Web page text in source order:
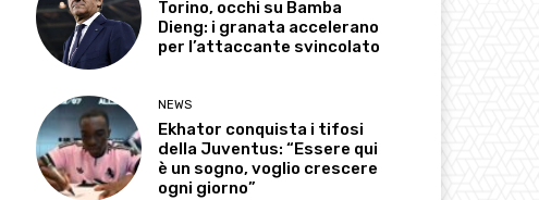
Torino, occhi su Bamba
Dieng: i granata accelerano
per l’attaccante svincolato
NEWS
Ekhator conquista i tifosi
della Juventus: “Essere qui
è un sogno, voglio crescere
ogni giorno”